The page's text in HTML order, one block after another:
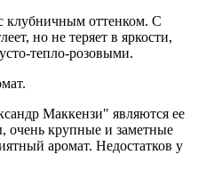
клубничным оттенком. С
но не теряет в яркости,
тепло-розовыми.
Маккензи" являются ее
очень крупные и заметные
аромат. Недостатков у